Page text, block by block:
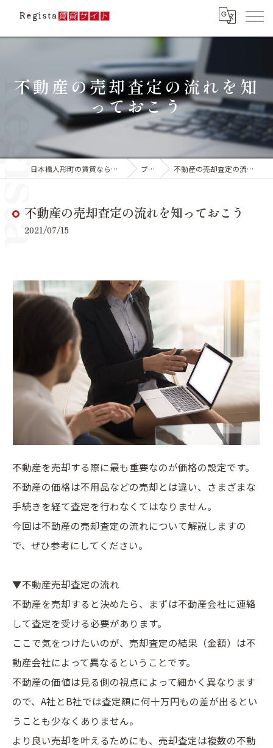
不動産の売却査定の流れを知
っておこう
日本橋人形町の賃貸ならレジスタ合同会社 ブログ 不動産の売却査定の流れを知っておこう
不動産の売却査定の流れを知っておこう
2021/07/15
不動産を売却する際に最も重要なのが価格の設定です。
不動産の価格は不用品などの売却とは違い、さまざまな
手続きを経て査定を行わなくてはなりません。
今回は不動産の売却査定の流れについて解説しますの
で、ぜひ参考にしてください。
▼不動産売却査定の流れ
不動産を売却すると決めたら、まずは不動産会社に連絡
して査定を受ける必要があります。
ここで気をつけたいのが、売却査定の結果（金額）は不
動産会社によって異なるということです。
不動産の価値は見る側の視点によって細かく異なります
ので、A社とB社では査定額に何十万円もの差が出るとい
うことも少なくありません。
より良い売却を叶えるためにも、売却査定は複数の不動